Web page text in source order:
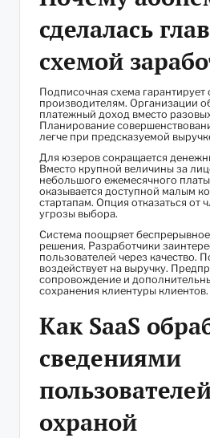
сделалась
схемой
Подписочная схема
производителям. Организации
платежный доход вместо
Планирование
легче при предсказуемой
Для юзеров сокращается
Вместо крупной величины за
небольшого ежемесячного
оказывается доступной малым
стартапам. Опция отказаться от
угрозы выбора.
Система поощряет
решения. Разработчики
пользователей через качество.
воздействует на выручку.
сопровождение и
сохранения клиентуры клиентов.
Как SaaS
сведениями
охраной